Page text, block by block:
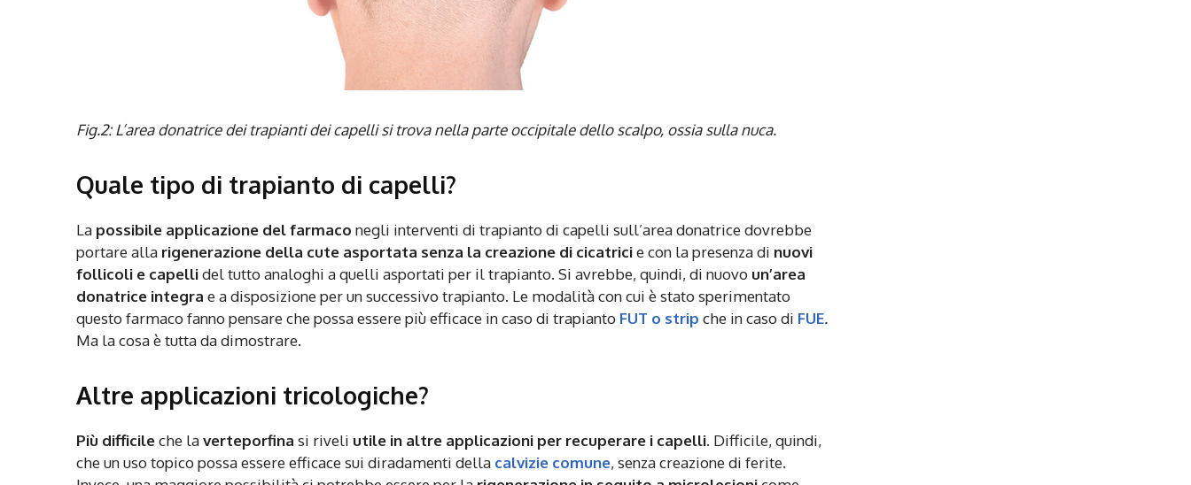
Fig.2: L’area donatrice dei trapianti dei capelli si trova nella parte occipitale dello scalpo, ossia sulla nuca.
Quale tipo di trapianto di capelli?
La possibile applicazione del farmaco negli interventi di trapianto di capelli sull’area donatrice dovrebbe
portare alla rigenerazione della cute asportata senza la creazione di cicatricie con la presenza di nuovi
follicoli e capellidel tutto analoghi a quelli asportati per il trapianto. Si avrebbe, quindi, di nuovo un’area
donatrice integra e a disposizione per un successivo trapianto. Le modalità con cui è stato sperimentato
questo farmaco fanno pensare che possa essere più efficace in caso di trapianto FUT o strip che in caso di FUE.
Ma la cosa è tutta da dimostrare.
Altre applicazioni tricologiche?
Più difficileche laverteporfina si riveli utile in altre applicazioni per recuperare i capelli. Difficile, quindi,
che un uso topico possa essere efficace sui diradamenti della calvizie comune, senza creazione di ferite.